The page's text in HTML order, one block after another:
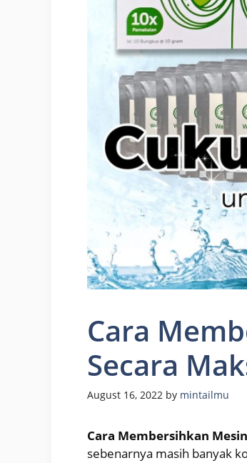
Cara
Secara
August 16, 2022 by mintailmu
Cara Membersihkan
sebenarnya masih banyak